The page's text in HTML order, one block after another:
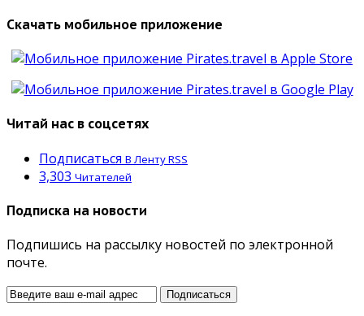
Скачать мобильное приложение
Читай нас в соцсетях
Подписаться В Ленту RSS
3,303 Читателей
Подписка на новости
Подпишись на рассылку новостей по электронной
почте.